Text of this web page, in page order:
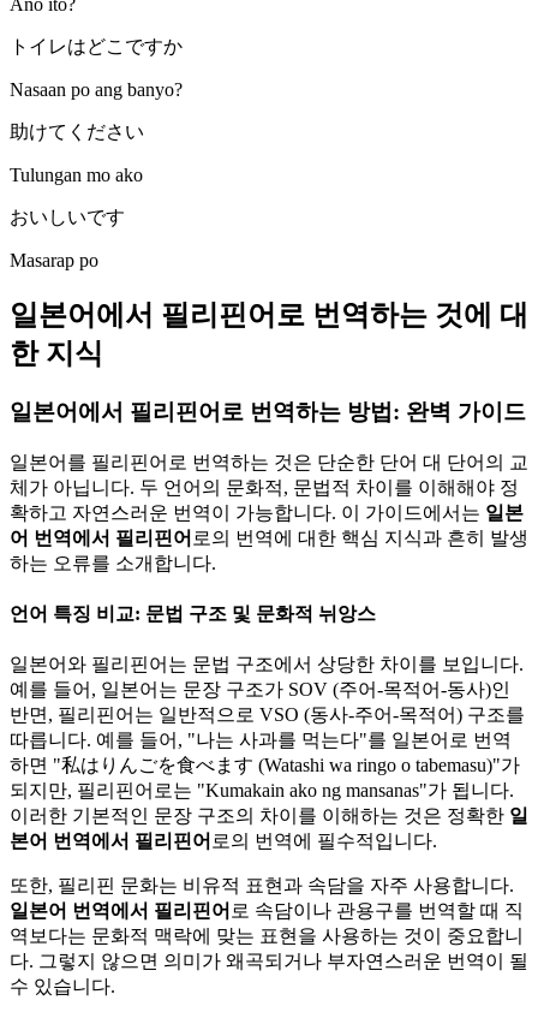
Ano ito?
トイレはどこですか
Nasaan po ang banyo?
助けてください
Tulungan mo ako
おいしいです
Masarap po
일본어에서 필리핀어로 번역하는 것에 대
한 지식
일본어에서 필리핀어로 번역하는 방법: 완벽 가이드
일본어를 필리핀어로 번역하는 것은 단순한 단어 대 단어의 교
체가 아닙니다. 두 언어의 문화적, 문법적 차이를 이해해야 정
확하고 자연스러운 번역이 가능합니다. 이 가이드에서는 일본
어 번역에서 필리핀어 로의 번역에 대한 핵심 지식과 흔히 발생
하는 오류를 소개합니다.
언어 특징 비교: 문법 구조 및 문화적 뉘앙스
일본어와 필리핀어는 문법 구조에서 상당한 차이를 보입니다.
예를 들어, 일본어는 문장 구조가 SOV (주어-목적어-동사)인
반면, 필리핀어는 일반적으로 VSO (동사-주어-목적어) 구조를
따릅니다. 예를 들어, "나는 사과를 먹는다"를 일본어로 번역
하면 "私はりんごを食べます (Watashi wa ringo o tabemasu)"가
되지만, 필리핀어로는 "Kumakain ako ng mansanas"가 됩니다.
이러한 기본적인 문장 구조의 차이를 이해하는 것은 정확한 일
본어 번역에서 필리핀어 로의 번역에 필수적입니다.
또한, 필리핀 문화는 비유적 표현과 속담을 자주 사용합니다.
일본어 번역에서 필리핀어 로 속담이나 관용구를 번역할 때 직
역보다는 문화적 맥락에 맞는 표현을 사용하는 것이 중요합니
다. 그렇지 않으면 의미가 왜곡되거나 부자연스러운 번역이 될
수 있습니다.